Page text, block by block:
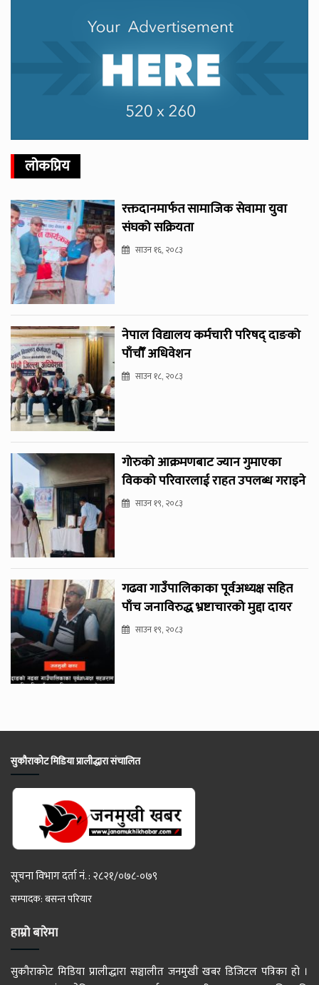
लोकप्रिय
रक्तदानमार्फत सामाजिक सेवामा युवा
संघको सक्रियता
साउन १६, २०८३
नेपाल विद्यालय कर्मचारी परिषद् दाङको
पाँचौँ अधिवेशन
साउन १८, २०८३
गोरुको आक्रमणबाट ज्यान गुमाएका
विकको परिवारलाई राहत उपलब्ध गराइने
साउन १९, २०८३
गढवा गाउँपालिकाका पूर्वअध्यक्ष सहित
पाँच जनाविरुद्ध भ्रष्टाचारको मुद्दा दायर
साउन १९, २०८३
सुकौराकोट मिडिया प्रालीद्धारा संचालित
सूचना विभाग दर्ता नं. : २८२१/०७८-०७९
सम्पादक: बसन्त परियार
हाम्रो बारेमा
सुकौराकोट मिडिया प्रालीद्धारा सञ्चालीत जनमुखी खबर डिजिटल पत्रिका हो ।